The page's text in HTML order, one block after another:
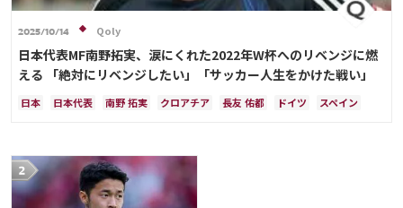
2025/10/14 Qoly
日本代表MF南野拓実、涙にくれた2022年W杯へのリベンジに燃
える 「絶対にリベンジしたい」「サッカー人生をかけた戦い」
日本 日本代表 南野 拓実 クロアチア 長友 佑都 ドイツ
スペイン